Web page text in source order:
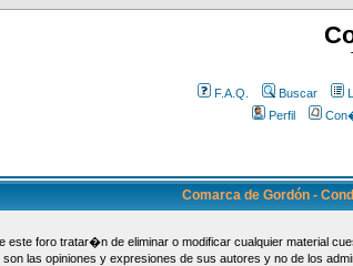
F.A.Q. Buscar
Perfil
Comarca de Gordón -
este foro tratar�n de eliminar o modificar cualquier material
las opiniones y expresiones de sus autores y no de los